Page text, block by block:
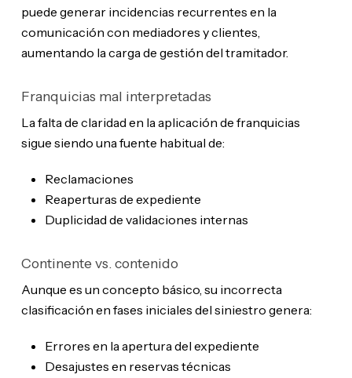
puede generar incidencias recurrentes en la
comunicación con mediadores y clientes,
aumentando la carga de gestión del tramitador.
Franquicias mal interpretadas
La falta de claridad en la aplicación de franquicias
sigue siendo una fuente habitual de:
Reclamaciones
Reaperturas de expediente
Duplicidad de validaciones internas
Continente vs. contenido
Aunque es un concepto básico, su incorrecta
clasificación en fases iniciales del siniestro genera:
Errores en la apertura del expediente
Desajustes en reservas técnicas